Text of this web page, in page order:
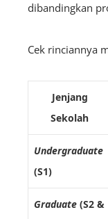
dibandingkan
Cek rinciannya
Jenjang
Sekolah
Undergraduate
(S1)
Graduate (S2 &